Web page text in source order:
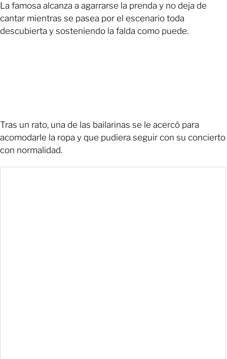
La famosa alcanza a agarrarse la prenda y no deja de
cantar mientras se pasea por el escenario toda
descubierta y sosteniendo la falda como puede.
Tras un rato, una de las bailarinas se le acercó para
acomodarle la ropa y que pudiera seguir con su concierto
con normalidad.